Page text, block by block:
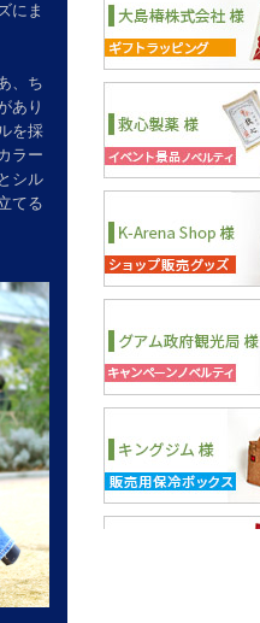
にま
、ち
あり
を採
ラー
シル
てる